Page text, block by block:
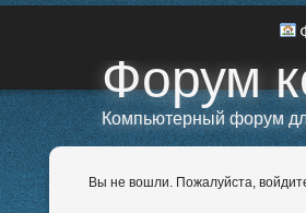
Форум
Компьютерный форум
Вы не вошли. Пожалуйста,